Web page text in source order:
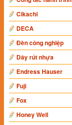
Cikachi
DECA
Đèn công nghiệp
Dây rút nhựa
Endress Hauser
Fuji
Fox
Honey Well